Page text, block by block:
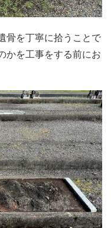
骨を丁寧に拾うことで
かを工事をする前にお